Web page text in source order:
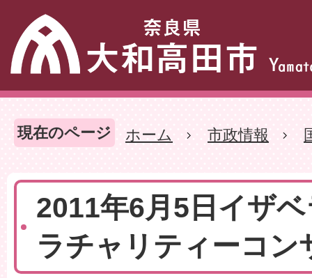
現在のページ ホーム 市政情報
2011年6月5日イザ
ラチャリティーコン